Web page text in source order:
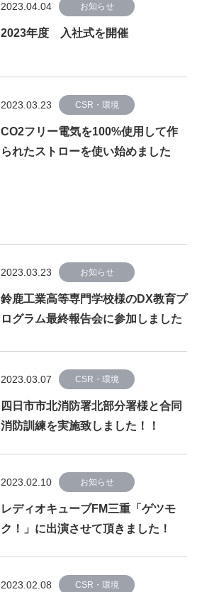
2023.04.04 お知らせ
2023年度 入社式を開催
2023.03.23 CSR・環境
CO2フリー電気を100%使用して作
られたストローを使い始めました
2023.03.23 お知らせ
鈴鹿工業高等専門学校様のDX教育プ
ログラム最終報告会に参加しました
2023.03.07 CSR・環境
四日市市北消防署北部分署様と合同
消防訓練を実施致しました！！
2023.02.10 お知らせ
レディオキューブFM三重「ゲツモ
ク！」に出演させて頂きました！
2023.02.08 CSR・環境